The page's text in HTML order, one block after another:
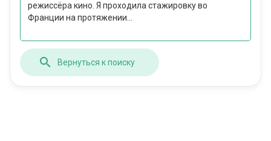
режиссёра кино. Я проходила стажировку во
Франции на протяжении...
Вернуться к поиску